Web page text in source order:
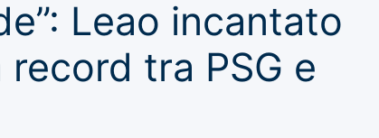
Leao incantato
tra PSG e